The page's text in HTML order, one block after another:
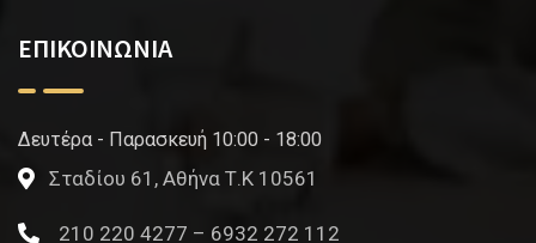
ΕΠΙΚΟΙΝΩΝΙΑ
Δευτέρα - Παρασκευή 10:00 - 18:00
Σταδίου 61, Αθήνα Τ.Κ 10561
210 220 4277 – 6932 272 112